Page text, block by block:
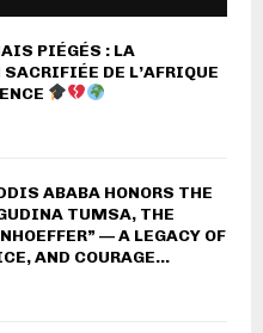
PIÉGÉS : LA
DE L’AFRIQUE
ABABA HONORS THE
TUMSA, THE
— A LEGACY OF
AND COURAGE...